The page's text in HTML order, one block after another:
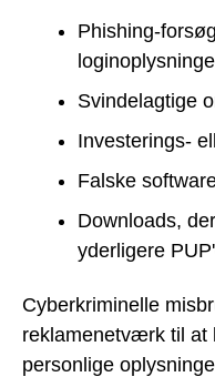
Phishing-
Svindelagtige
Investerings-
Falske
Downloads,
yderligere
Cyberkriminelle
reklamenetværk til at
personlige